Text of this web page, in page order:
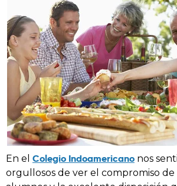
En el Colegio Indoamericano nos
orgullosos de ver el compromiso